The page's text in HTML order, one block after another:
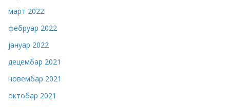
март 2022
фебруар 2022
јануар 2022
децембар 2021
новембар 2021
октобар 2021